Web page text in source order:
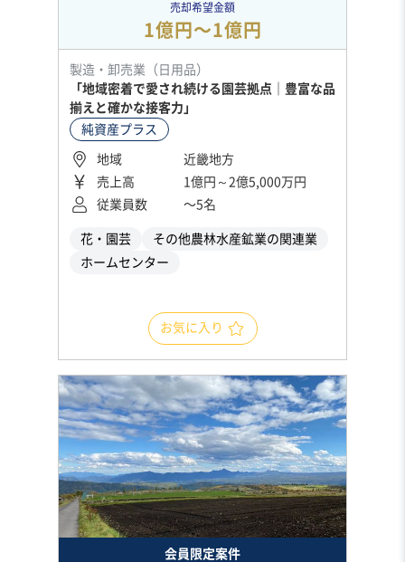
売却希望金額
1億円〜1億円
製造・卸売業（日用品）
「地域密着で愛され続ける園芸拠点｜豊富な品
揃えと確かな接客力」
純資産プラス
地域
近畿地方
売上高
1億円～2億5,000万円
従業員数
〜5名
花・園芸
その他農林水産鉱業の関連業
ホームセンター
お気に入り
会員限定案件